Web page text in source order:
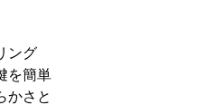
ング
を簡単
かさと